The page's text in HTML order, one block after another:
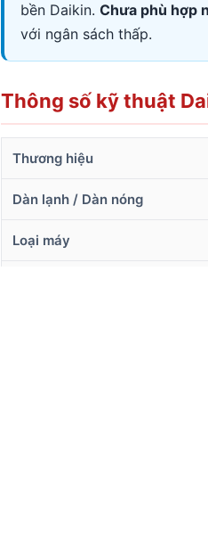
bền Daikin. Chưa phù hợp
với ngân sách thấp.
Thông số kỹ thuật
Thương hiệu
Dàn lạnh / Dàn nóng
Loại máy